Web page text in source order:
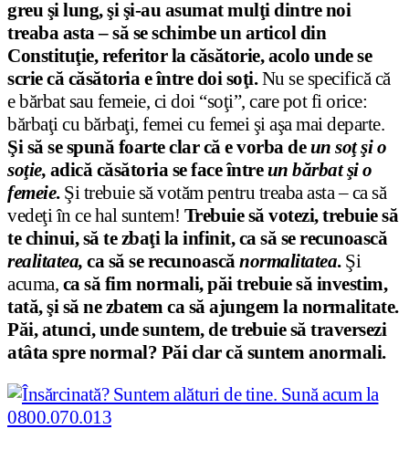
greu şi lung, şi şi-au asumat mulţi dintre noi
treaba asta – să se schimbe un articol din
Constituţie, referitor la căsătorie, acolo unde se
scrie că căsătoria e între doi soţi.Nu se specifică că
e bărbat sau femeie, ci doi “soţi”, care pot fi orice:
bărbaţi cu bărbaţi, femei cu femei şi aşa mai departe.
Şi să se spună foarte clar că e vorba deun soţ şi o
soţie, adică căsătoria se face întreun bărbat şi o
femeie.Şi trebuie să votăm pentru treaba asta – ca să
vedeţi în ce hal suntem! Trebuie să votezi, trebuie să
te chinui, să te zbaţi la infinit, ca să se recunoască
realitatea, ca să se recunoască normalitatea.Şi
acuma, ca să fim normali, păi trebuie să investim,
tată, şi să ne zbatem ca să ajungem la normalitate.
Păi, atunci, unde suntem, de trebuie să traversezi
atâta spre normal? Păi clar că suntem anormali.